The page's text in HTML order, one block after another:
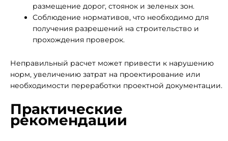
размещение дорог, стоянок и зеленых зон.
Соблюдение нормативов, что необходимо для
получения разрешений на строительство и
прохождения проверок.
Неправильный расчет может привести к нарушению
норм, увеличению затрат на проектирование или
необходимости переработки проектной документации.
Практические
рекомендации